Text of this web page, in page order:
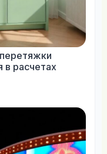
в расчетах